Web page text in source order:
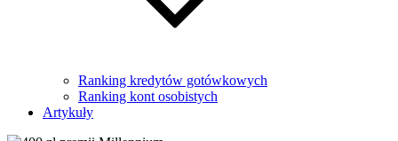
Ranking kredytów gotówkowych
Ranking kont osobistych
Artykuły